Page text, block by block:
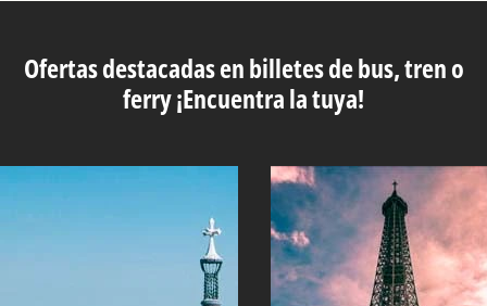
Ofertas destacadas en billetes de bus, tren o
ferry ¡Encuentra la tuya!